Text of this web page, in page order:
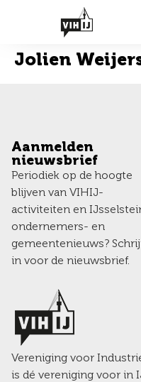
Jolien
Aanmelden
nieuwsbrief
Periodiek op de hoogte
blijven van VIHIJ-
activiteiten en
ondernemers- en
gemeentenieuws?
in voor de nieuwsbrief.
Vereniging voor
is dé vereniging voor in